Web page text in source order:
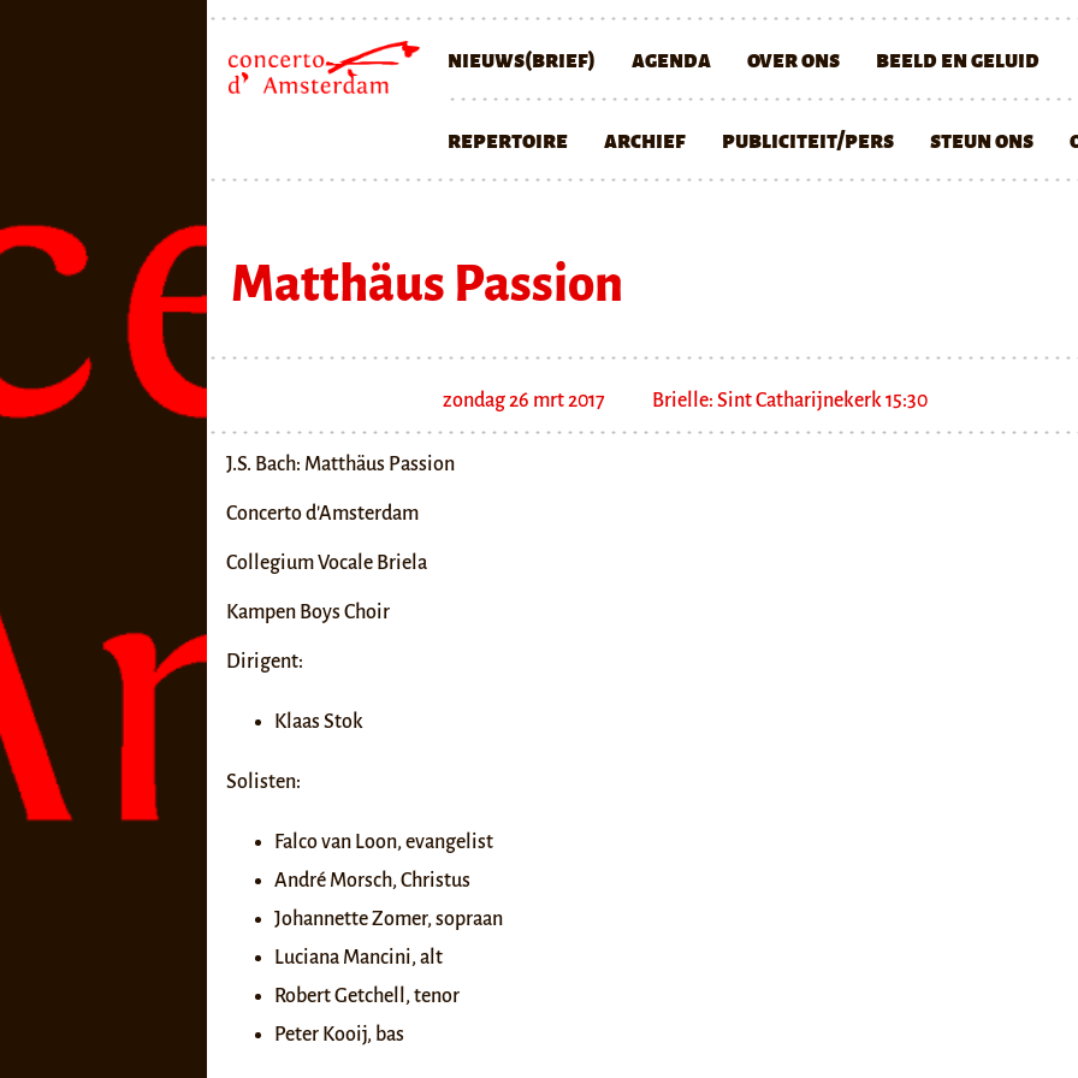
nieuws(brief) agenda over ons beeld en geluid
repertoire archief publiciteit/pers steun ons
Matthäus Passion
zondag 26 mrt 2017 Brielle: Sint Catharijnekerk 15:30
J.S. Bach: Matthäus Passion
Concerto d'Amsterdam
Collegium Vocale Briela
Kampen Boys Choir
Dirigent:
Klaas Stok
Solisten:
Falco van Loon, evangelist
André Morsch, Christus
Johannette Zomer, sopraan
Luciana Mancini, alt
Robert Getchell, tenor
Peter Kooij, bas